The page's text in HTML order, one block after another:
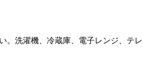
。洗濯機、冷蔵庫、電子レンジ、テ